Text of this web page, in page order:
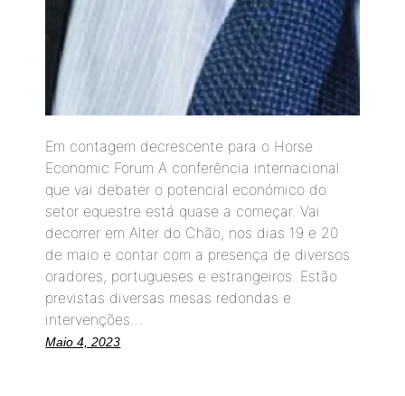
Em contagem decrescente para o Horse
Economic Forum A conferência internacional
que vai debater o potencial económico do
setor equestre está quase a começar. Vai
decorrer em Alter do Chão, nos dias 19 e 20
de maio e contar com a presença de diversos
oradores, portugueses e estrangeiros. Estão
previstas diversas mesas redondas e
intervenções…
Maio 4, 2023